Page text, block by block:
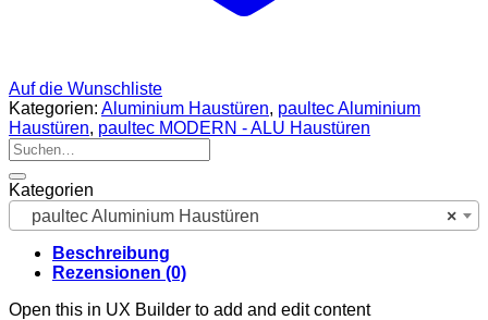
Auf die Wunschliste
Kategorien: Aluminium Haustüren, paultec Aluminium
Haustüren, paultec MODERN - ALU Haustüren
Suchen
nach:
Kategorien
×
paultec Aluminium Haustüren
Beschreibung
Rezensionen (0)
Open this in UX Builder to add and edit content